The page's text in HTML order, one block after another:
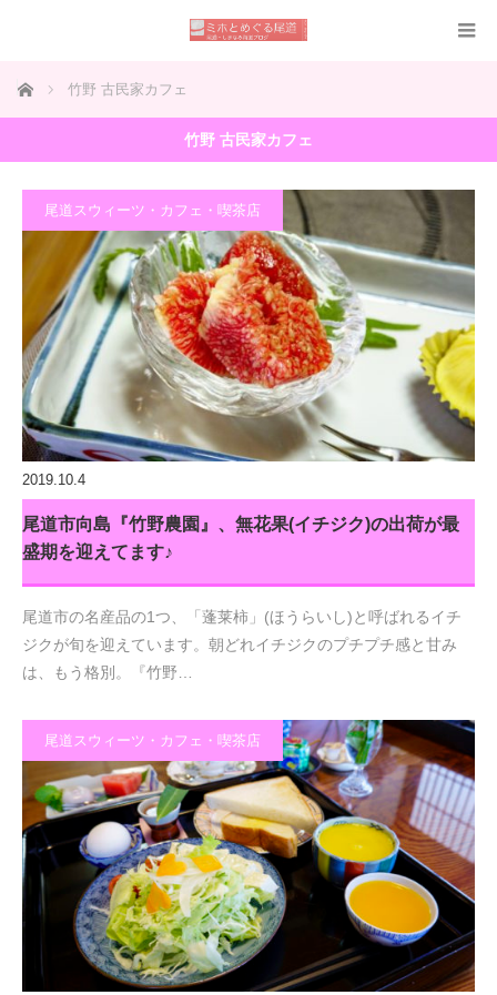
ホーム 竹野 古民家カフェ
竹野 古民家カフェ
尾道スウィーツ・カフェ・喫茶店
2019.10.4
尾道市向島『竹野農園』、無花果(イチジク)の出荷が最
盛期を迎えてます♪
尾道市の名産品の1つ、「蓬莱柿」(ほうらいし)と呼ばれるイチ
ジクが旬を迎えています。朝どれイチジクのプチプチ感と甘み
は、もう格別。『竹野…
尾道スウィーツ・カフェ・喫茶店